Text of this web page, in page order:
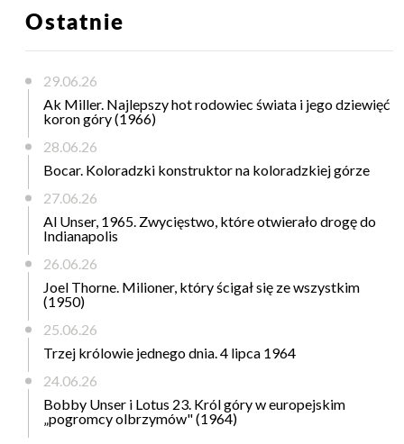
Ostatnie
29.06.26
Ak Miller. Najlepszy hot rodowiec świata i jego dziewięć
koron góry (1966)
28.06.26
Bocar. Koloradzki konstruktor na koloradzkiej górze
27.06.26
Al Unser, 1965. Zwycięstwo, które otwierało drogę do
Indianapolis
26.06.26
Joel Thorne. Milioner, który ścigał się ze wszystkim
(1950)
25.06.26
Trzej królowie jednego dnia. 4 lipca 1964
24.06.26
Bobby Unser i Lotus 23. Król góry w europejskim
„pogromcy olbrzymów" (1964)